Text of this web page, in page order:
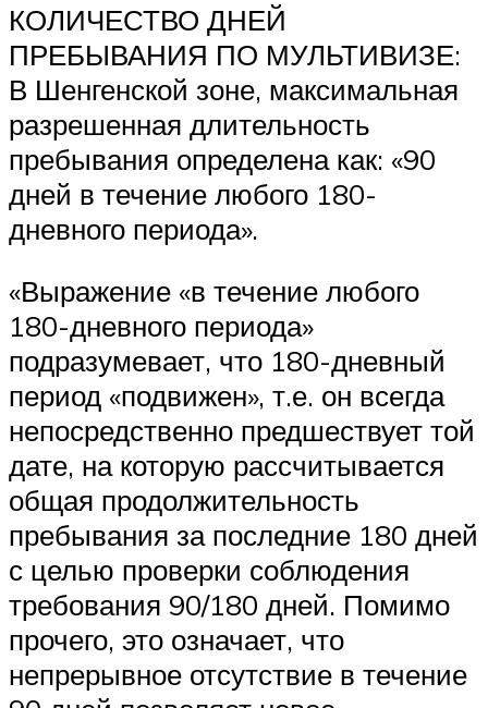
КОЛИЧЕСТВО ДНЕЙ
ПРЕБЫВАНИЯ ПО МУЛЬТИВИЗЕ:
В Шенгенской зоне, максимальная
разрешенная длительность
пребывания определена как: «90
дней в течение любого 180-
дневного периода».
«Выражение «в течение любого
180-дневного периода»
подразумевает, что 180-дневный
период «подвижен», т.е. он всегда
непосредственно предшествует той
дате, на которую рассчитывается
общая продолжительность
пребывания за последние 180 дней
с целью проверки соблюдения
требования 90/180 дней. Помимо
прочего, это означает, что
непрерывное отсутствие в течение